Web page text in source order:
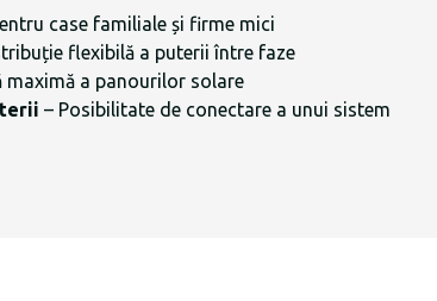
case familiale și firme mici
flexibilă a puterii între faze
maximă a panourilor solare
– Posibilitate de conectare a unui sistem